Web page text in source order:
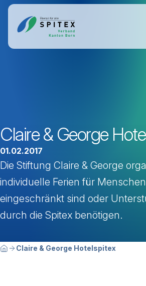
Claire & George
01.02.2017
Die Stiftung Claire & George
individuelle Ferien für
eingeschränkt sind oder
durch die Spitex benötigen.
Breadcrumbnavigation
Sie befinden sich hier:
HomeClaire & George Hotelspitex